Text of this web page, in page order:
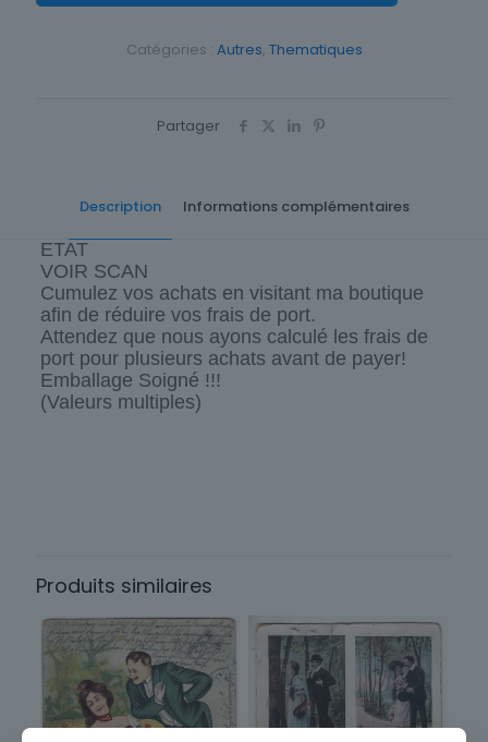
Catégories : Autres, Thematiques
Partager
Description Informations complémentaires
ETAT
VOIR SCAN
Cumulez vos achats en visitant ma boutique
afin de réduire vos frais de port.
Attendez que nous ayons calculé les frais de
port pour plusieurs achats avant de payer!
Emballage Soigné !!!
(Valeurs multiples)
Sous-thème
Campagne
Produits similaires